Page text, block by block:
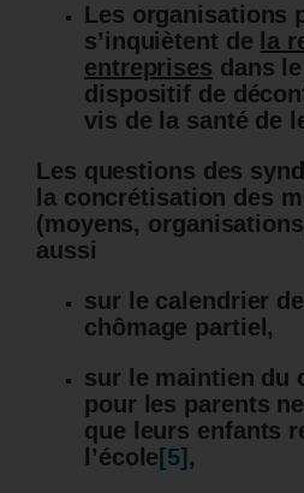
Les organisations
s’inquiètent de la
entreprises dans
dispositif de
vis de la santé de
Les questions des
la concrétisation des
(moyens,
aussi
sur le calendrier
chômage partiel,
sur le maintien du
pour les parents
que leurs enfants
l’école [5] ,